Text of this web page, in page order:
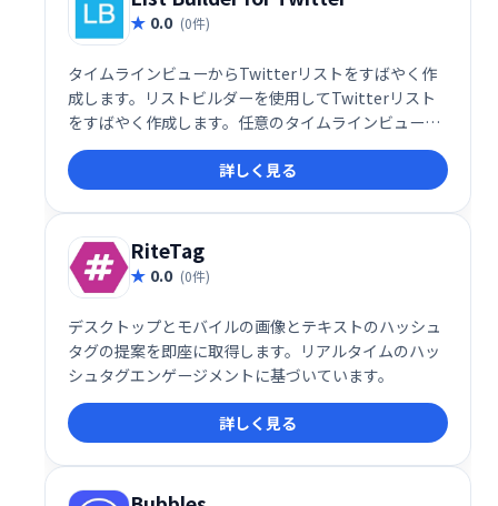
0.0 (0件)
タイムラインビューからTwitterリストをすばやく作
成します。リストビルダーを使用してTwitterリスト
をすばやく作成します。任意のタイムラインビューか
ら表示され、画面上の個々のツイートまたはすべてを
選択して、ユーザーをリストの1つに含めることがで
きます。
詳しく見る
RiteTag
0.0 (0件)
デスクトップとモバイルの画像とテキストのハッシュ
タグの提案を即座に取得します。リアルタイムのハッ
シュタグエンゲージメントに基づいています。
詳しく見る